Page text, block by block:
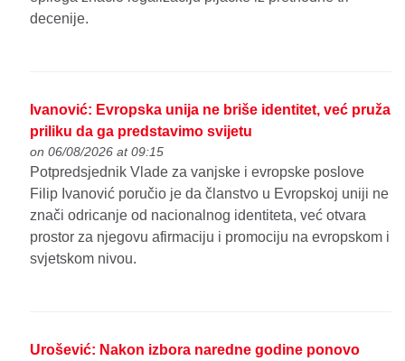
decenije.
Ivanović: Evropska unija ne briše identitet, već pruža
priliku da ga predstavimo svijetu
on 06/08/2026 at 09:15
Potpredsjednik Vlade za vanjske i evropske poslove
Filip Ivanović poručio je da članstvo u Evropskoj uniji ne
znači odricanje od nacionalnog identiteta, već otvara
prostor za njegovu afirmaciju i promociju na evropskom i
svjetskom nivou.
Urošević: Nakon izbora naredne godine ponovo